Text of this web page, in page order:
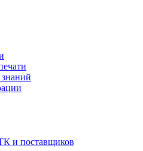
знаний
и поставщиков